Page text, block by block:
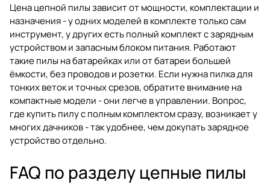
Цена цепной пилы зависит от мощности, комплектации и
назначения - у одних моделей в комплекте только сам
инструмент, у других есть полный комплект с зарядным
устройством и запасным блоком питания. Работают
такие пилы на батарейках или от батареи большей
ёмкости, без проводов и розетки. Если нужна пилка для
тонких веток и точных срезов, обратите внимание на
компактные модели - они легче в управлении. Вопрос,
где купить пилу с полным комплектом сразу, возникает у
многих дачников - так удобнее, чем докупать зарядное
устройство отдельно.
FAQ по разделу цепные пилы